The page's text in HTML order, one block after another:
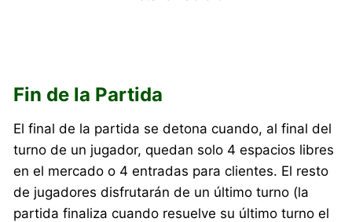
Fin de la Partida
El final de la partida se detona cuando, al final del
turno de un jugador, quedan solo 4 espacios libres
en el mercado o 4 entradas para clientes. El resto
de jugadores disfrutarán de un último turno (la
partida finaliza cuando resuelve su último turno el